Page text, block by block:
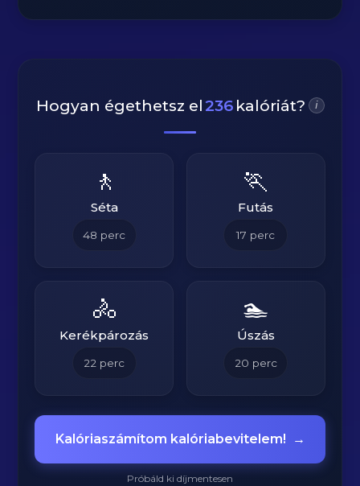
Hogyan égethetsz el 236 kalóriát? i
🚶
Séta
48 perc
🏃
Futás
17 perc
🚴
Kerékpározás
22 perc
🏊
Úszás
20 perc
Kalóriaszámítom kalóriabevitelem! →
Próbáld ki díjmentesen